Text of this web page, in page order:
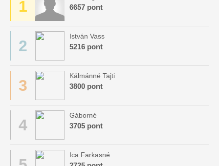
1 6657 pont
2
István Vass
5216 pont
3
Kálmánné Tajti
3800 pont
4
Gáborné
3705 pont
Ica Farkasné